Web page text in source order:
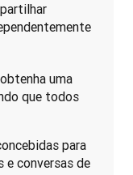
uma
que todos
para
e conversas de